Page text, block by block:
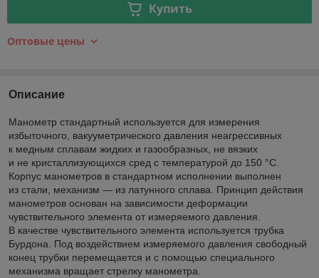
Купить
Оптовые цены
Описание
Манометр стандартный используется для измерения
избыточного, вакууметрического давления неагресcивных
к медным сплавам жидких и газообразных, не вязких
и не кристаллизующихся сред с температурой до 150 °C.
Корпус манометров в стандартном исполнении выполнен
из стали, механизм — из латунного сплава. Принцип действия
манометров основан на зависимости деформации
чувствительного элемента от измеряемого давления.
В качестве чувствительного элемента используется трубка
Бурдона. Под воздействием измеряемого давления свободный
конец трубки перемещается и с помощью специального
механизма вращает стрелку манометра.